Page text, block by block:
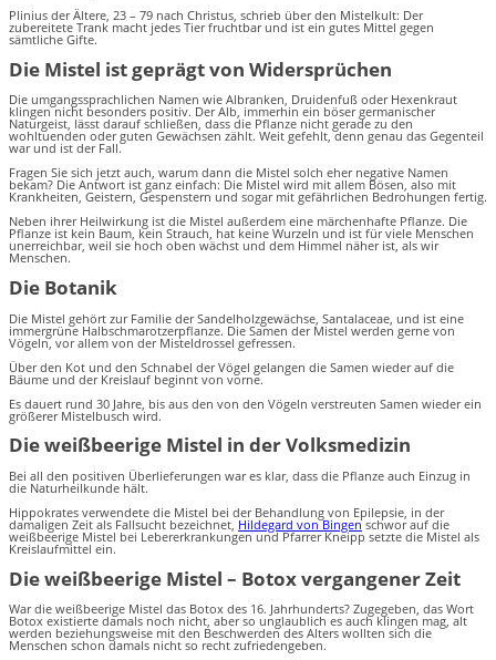
Plinius der Ältere, 23 – 79 nach Christus, schrieb über den Mistelkult: Der
zubereitete Trank macht jedes Tier fruchtbar und ist ein gutes Mittel gegen
sämtliche Gifte.
Die Mistel ist geprägt von Widersprüchen
Die umgangssprachlichen Namen wie Albranken, Druidenfuß oder Hexenkraut
klingen nicht besonders positiv. Der Alb, immerhin ein böser germanischer
Naturgeist, lässt darauf schließen, dass die Pflanze nicht gerade zu den
wohltuenden oder guten Gewächsen zählt. Weit gefehlt, denn genau das Gegenteil
war und ist der Fall.
Fragen Sie sich jetzt auch, warum dann die Mistel solch eher negative Namen
bekam? Die Antwort ist ganz einfach: Die Mistel wird mit allem Bösen, also mit
Krankheiten, Geistern, Gespenstern und sogar mit gefährlichen Bedrohungen fertig.
Neben ihrer Heilwirkung ist die Mistel außerdem eine märchenhafte Pflanze. Die
Pflanze ist kein Baum, kein Strauch, hat keine Wurzeln und ist für viele Menschen
unerreichbar, weil sie hoch oben wächst und dem Himmel näher ist, als wir
Menschen.
Die Botanik
Die Mistel gehört zur Familie der Sandelholzgewächse, Santalaceae, und ist eine
immergrüne Halbschmarotzerpflanze. Die Samen der Mistel werden gerne von
Vögeln, vor allem von der Misteldrossel gefressen.
Über den Kot und den Schnabel der Vögel gelangen die Samen wieder auf die
Bäume und der Kreislauf beginnt von vorne.
Es dauert rund 30 Jahre, bis aus den von den Vögeln verstreuten Samen wieder ein
größerer Mistelbusch wird.
Die weißbeerige Mistel in der Volksmedizin
Bei all den positiven Überlieferungen war es klar, dass die Pflanze auch Einzug in
die Naturheilkunde hält.
Hippokrates verwendete die Mistel bei der Behandlung von Epilepsie, in der
damaligen Zeit als Fallsucht bezeichnet, Hildegard von Bingen schwor auf die
weißbeerige Mistel bei Lebererkrankungen und Pfarrer Kneipp setzte die Mistel als
Kreislaufmittel ein.
Die weißbeerige Mistel – Botox vergangener Zeit
War die weißbeerige Mistel das Botox des 16. Jahrhunderts? Zugegeben, das Wort
Botox existierte damals noch nicht, aber so unglaublich es auch klingen mag, alt
werden beziehungsweise mit den Beschwerden des Alters wollten sich die
Menschen schon damals nicht so recht zufriedengeben.